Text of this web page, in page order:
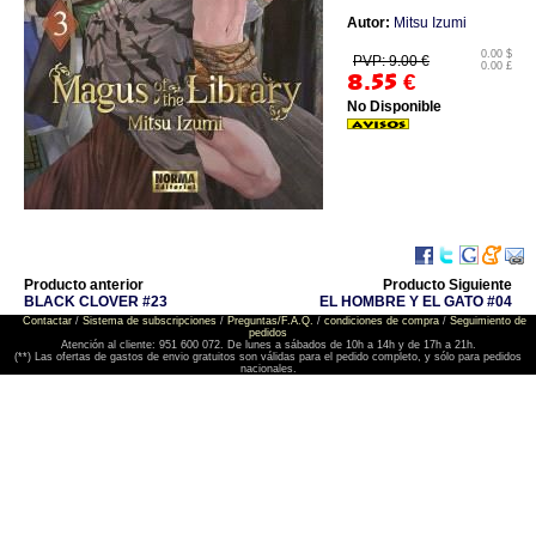
Autor: Mitsu Izumi
PVP: 9.00 €
8.55 €
0.00 $
0.00 £
No Disponible
Producto anterior
BLACK CLOVER #23
Producto Siguiente
EL HOMBRE Y EL GATO #04
Contactar/ Sistema de subscripciones/ Preguntas/F.A.Q. / condiciones de compra/ Seguimiento de
pedidos
Atención al cliente: 951 600 072. De lunes a sábados de 10h a 14h y de 17h a 21h.
(**) Las ofertas de gastos de envio gratuitos son válidas para el pedido completo, y sólo para pedidos
nacionales.